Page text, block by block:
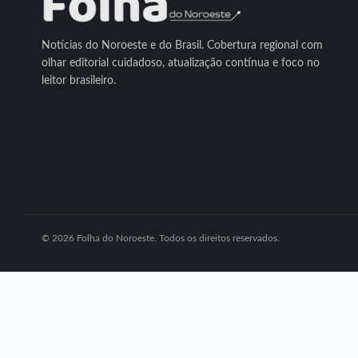
Notícias do Noroeste e do Brasil. Cobertura regional com
olhar editorial cuidadoso, atualização contínua e foco no
leitor brasileiro.
© 2026 Folha do Noroeste. Todos os direitos reservados.